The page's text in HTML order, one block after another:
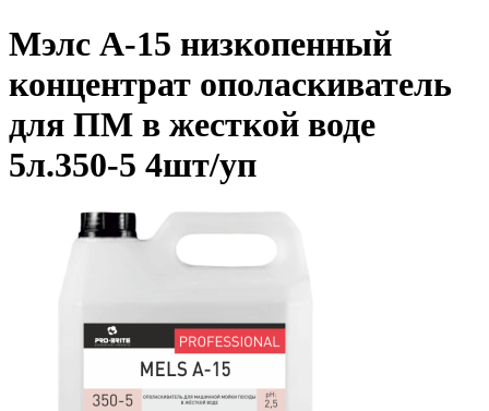
Мэлс А-15 низкопенный
концентрат ополаскиватель
для ПМ в жесткой воде
5л.350-5 4шт/уп